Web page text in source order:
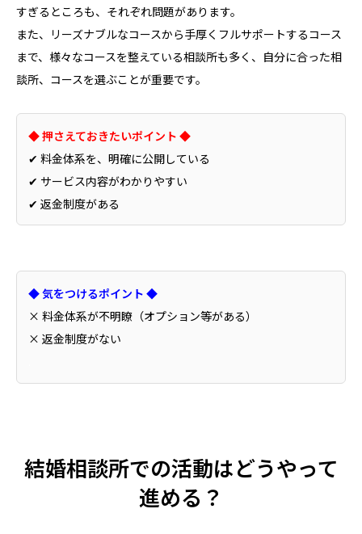
すぎるところも、それぞれ問題があります。
また、リーズナブルなコースから手厚くフルサポートするコース
まで、様々なコースを整えている相談所も多く、自分に合った相
談所、コースを選ぶことが重要です。
◆ 押さえておきたいポイント ◆
✔ 料金体系を、明確に公開している
✔ サービス内容がわかりやすい
✔ 返金制度がある
◆ 気をつけるポイント ◆
× 料金体系が不明瞭（オプション等がある）
× 返金制度がない
結婚相談所での活動はどうやって
進める？